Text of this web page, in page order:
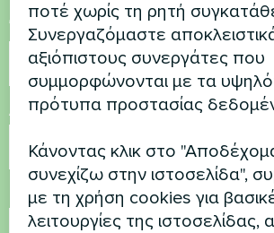
Όνομα
Αριθμός τηλεφώνου
Ηλεκτρονικό ταχυδρομείο
ποτέ χωρίς τη ρητή
Συνεργαζόμαστε
αξιόπιστους συνεργάτες που
συμμορφώνονται με τα
πρότυπα προστασίας
Κάνοντας κλικ στο
συνεχίζω στην ιστοσελίδα",
με τη χρήση cookies για
λειτουργίες της ιστοσελίδας,